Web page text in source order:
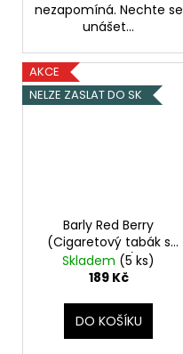
nezapomíná. Nechte se
unášet...
AKCE
NELZE ZASLAT DO SK
Barly Red Berry
(Cigaretový tabák s
lesními plody) 10ml
5mg
Skladem (5 ks)
189 Kč
DO KOŠÍKU